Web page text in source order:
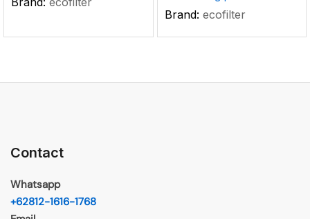
Brand: ecofilter
Contact
Whatsapp
+62812-1616-1768